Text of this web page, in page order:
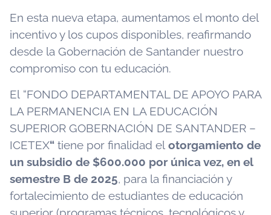
En esta nueva etapa, aumentamos el monto del
incentivo y los cupos disponibles, reafirmando
desde la Gobernación de Santander nuestro
compromiso con tu educación.
El “FONDO DEPARTAMENTAL DE APOYO PARA
LA PERMANENCIA EN LA EDUCACIÓN
SUPERIOR GOBERNACIÓN DE SANTANDER –
ICETEX“ tiene por finalidad el otorgamiento de
un subsidio de $600.000 por única vez, en el
semestre B de 2025, para la financiación y
fortalecimiento de estudiantes de educación